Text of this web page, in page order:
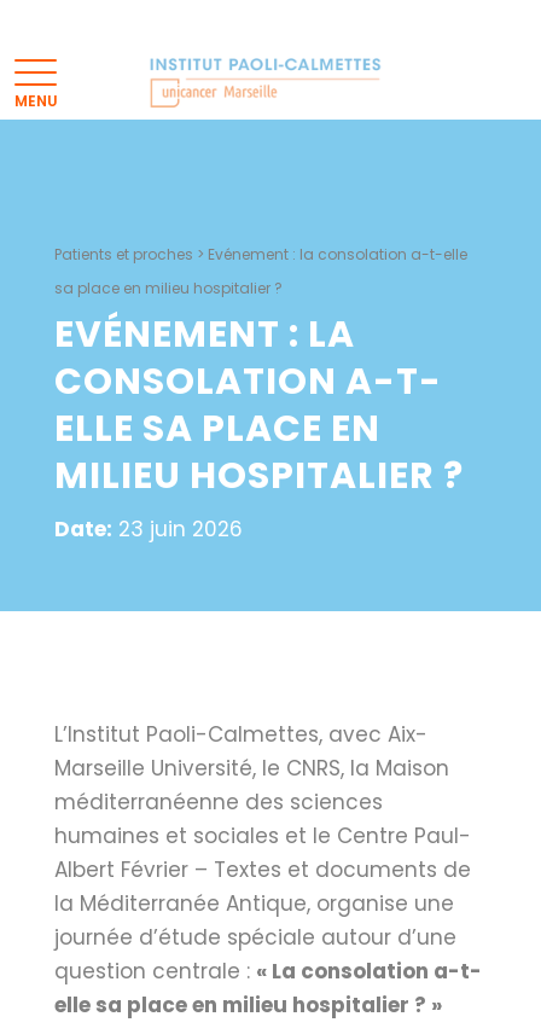
Patients et proches > Evénement : la consolation a-t-elle
sa place en milieu hospitalier ?
EVÉNEMENT : LA
CONSOLATION A-T-
ELLE SA PLACE EN
MILIEU HOSPITALIER ?
Date: 23 juin 2026
L’Institut Paoli-Calmettes, avec Aix-
Marseille Université, le CNRS, la Maison
méditerranéenne des sciences
humaines et sociales et le Centre Paul-
Albert Février – Textes et documents de
la Méditerranée Antique, organise une
journée d’étude spéciale autour d’une
question centrale : « La consolation a-t-
elle sa place en milieu hospitalier ? »